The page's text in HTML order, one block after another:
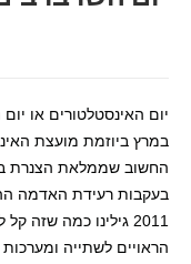
במרץ ביוזמת מועצת
החשוב שממלאת הצנרת
2011 גילינו כמה
הראויים לשתייה